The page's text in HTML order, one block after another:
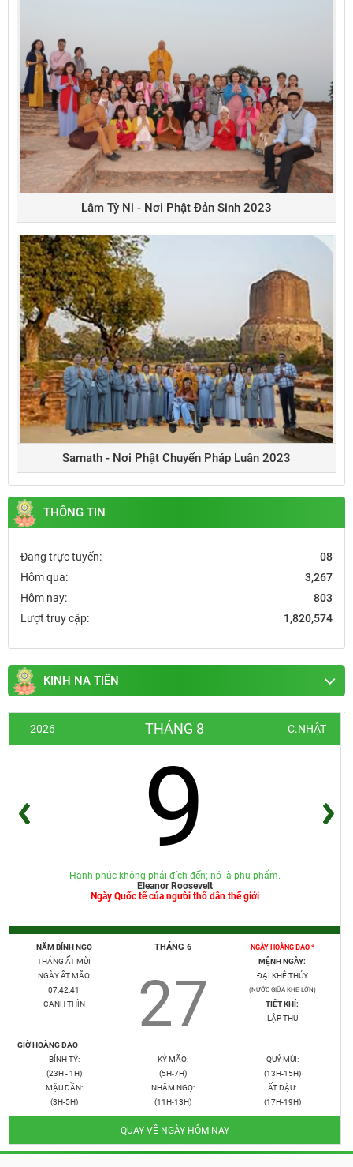
Lâm Tỳ Ni - Nơi Phật Đản Sinh 2023
Sarnath - Nơi Phật Chuyển Pháp Luân 2023
THÔNG TIN
Đang trực tuyến:
08
Hôm qua:
3,267
Hôm nay:
803
Lượt truy cập:
1,820,574
KINH NA TIÊN
2026 THÁNG 8 C.NHẬT
9
Hạnh phúc không phải đích đến; nó là phụ phẩm.
Eleanor Roosevelt
Ngày Quốc tế của người thổ dân thế giới
NĂM BÍNH NGỌ
THÁNG ẤT MÙI
NGÀY ẤT MÃO
07:42:42
CANH THÌN
THÁNG 6
27
NGÀY HOÀNG ĐẠO *
MỆNH NGÀY:
ĐẠI KHÊ THỦY
(NƯỚC GIỮA KHE LỚN)
TIẾT KHÍ:
LẬP THU
GIỜ HOÀNG ĐẠO
BÍNH TÝ:
(23H - 1H)
MẬU DẦN:
(3H-5H)
KỶ MÃO:
(5H-7H)
NHÂM NGỌ:
(11H-13H)
QUÝ MÙI:
(13H-15H)
ẤT DẬU:
(17H-19H)
QUAY VỀ NGÀY HÔM NAY